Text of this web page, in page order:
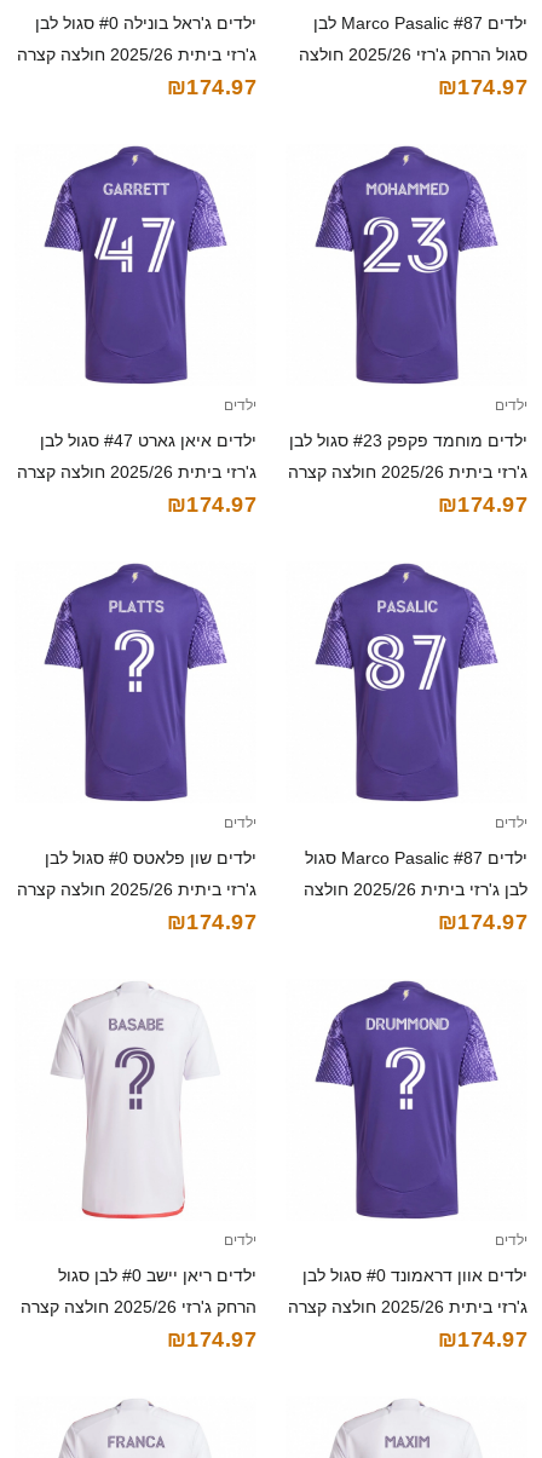
ילדים Marco Pasalic #87 לבן
סגול הרחק ג'רזי 2025/26 חולצה
קצרה
₪174.97
ילדים ג'ראל בונילה #0 סגול לבן
ג'רזי ביתית 2025/26 חולצה קצרה
₪174.97
ילדים
ילדים מוחמד פקפק #23 סגול לבן
ג'רזי ביתית 2025/26 חולצה קצרה
₪174.97
ילדים
ילדים איאן גארט #47 סגול לבן
ג'רזי ביתית 2025/26 חולצה קצרה
₪174.97
ילדים
ילדים Marco Pasalic #87 סגול
לבן ג'רזי ביתית 2025/26 חולצה
קצרה
₪174.97
ילדים
ילדים שון פלאטס #0 סגול לבן
ג'רזי ביתית 2025/26 חולצה קצרה
₪174.97
ילדים
ילדים אוון דראמונד #0 סגול לבן
ג'רזי ביתית 2025/26 חולצה קצרה
₪174.97
ילדים
ילדים ריאן יישב #0 לבן סגול
הרחק ג'רזי 2025/26 חולצה קצרה
₪174.97